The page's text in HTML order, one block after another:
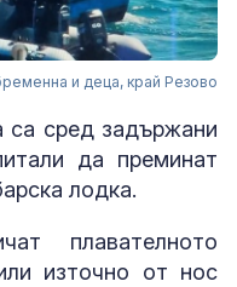
и деца, край Резово
сред задържани
да преминат
лодка.
плавателното
източно от нос